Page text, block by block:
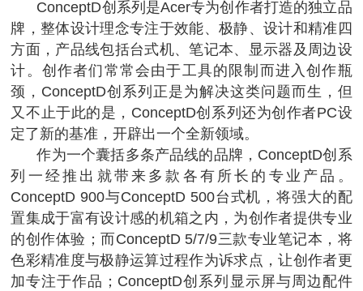
ConceptD创系列是Acer专为创作者打造的独立品
牌，整体设计理念专注于效能、极静、设计和精准四
方面，产品线包括台式机、笔记本、显示器及周边设
计。创作者们常常会由于工具的限制而进入创作瓶
颈，ConceptD创系列正是为解决这类问题而生，但
又不止于此的是，ConceptD创系列还为创作者PC设
定了新的基准，开辟出一个全新领域。
作为一个囊括多条产品线的品牌，ConceptD创系
列一经推出就带来多款各有所长的专业产品。
ConceptD 900与ConceptD 500台式机，将强大的配
置集成于富有设计感的机箱之内，为创作者提供专业
的创作体验；而ConceptD 5/7/9三款专业笔记本，将
色彩精准度与极静运算过程作为诉求点，让创作者更
加专注于作品；ConceptD创系列显示屏与周边配件